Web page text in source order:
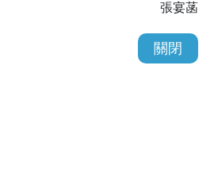
張宴菡
關閉